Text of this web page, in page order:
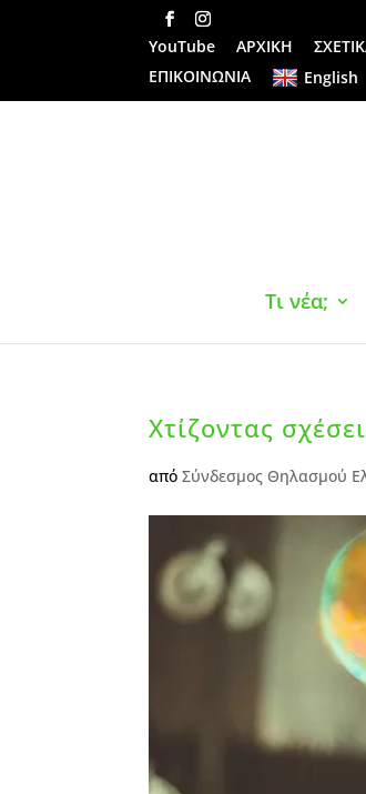
YouTube ΑΡΧΙΚΗ
ΕΠΙΚΟΙΝΩΝΙΑ
English
Τι νέα;
Χτίζοντας
απόΣύνδεσμος Θηλασμού